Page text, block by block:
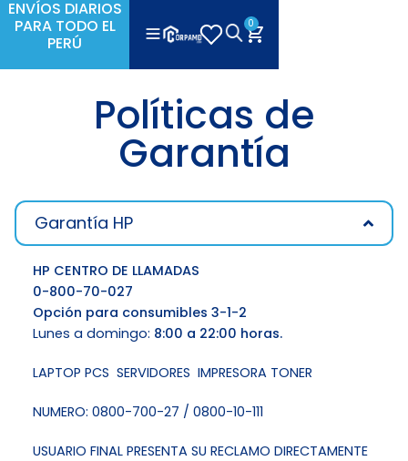
ENVÍOS DIARIOS
PARA TODO EL
PERÚ
0
Políticas de
Garantía
Garantía HP
HP CENTRO DE LLAMADAS
0-800-70-027
Opción para consumibles 3-1-2
Lunes a domingo: 8:00 a 22:00 horas.
LAPTOP PCS SERVIDORES IMPRESORA TONER
NUMERO: 0800-700-27 / 0800-10-111
USUARIO FINAL PRESENTA SU RECLAMO DIRECTAMENTE